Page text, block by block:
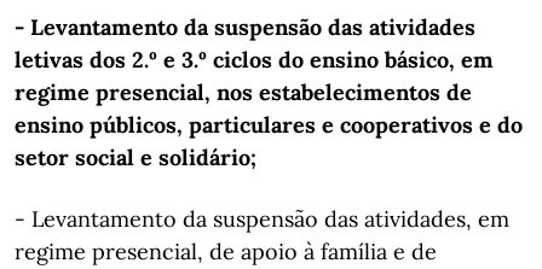
- Levantamento da suspensão das atividades
letivas dos 2.º e 3.º ciclos do ensino básico, em
regime presencial, nos estabelecimentos de
ensino públicos, particulares e cooperativos e do
setor social e solidário;
- Levantamento da suspensão das atividades, em
regime presencial, de apoio à família e de